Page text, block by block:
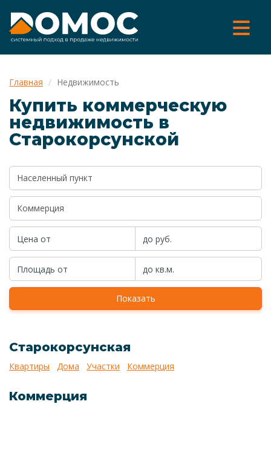
Главная Недвижимость
Купить коммерческую
недвижимость в
Старокорсунской
Населенный пункт
Показать
Старокорсунская
Квартиры Дома Участки Коммерция
Коммерция